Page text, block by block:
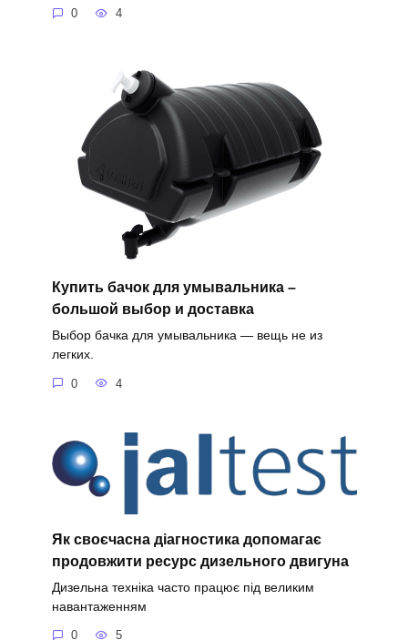
0 4
Купить бачок для умывальника –
большой выбор и доставка
Выбор бачка для умывальника — вещь не из
легких.
0 4
Як своєчасна діагностика допомагає
продовжити ресурс дизельного двигуна
Дизельна техніка часто працює під великим
навантаженням
0 5